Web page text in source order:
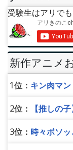
受験生はアリで
新作アニメ
1位： キン肉マン
2位： 【推しの子】
3位： 時々ボソ